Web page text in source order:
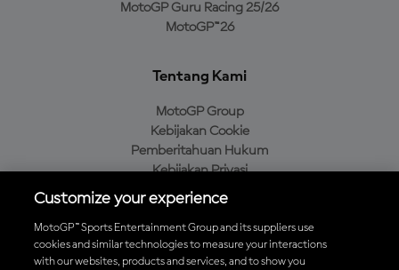
MotoGP Guru Racing 25/26
MotoGP™26
Tentang Kami
MotoGP Group
Kebijakan Cookie
Pemberitahuan Hukum
Kebijakan Privasi
Kebijakan Pembelian
Unduh Aplikasi Resmi MotoGP™
Customize your experience
MotoGP™ Sports Entertainment Group and its suppliers use
cookies and similar technologies to measure your interactions
with our websites, products and services, and to show you